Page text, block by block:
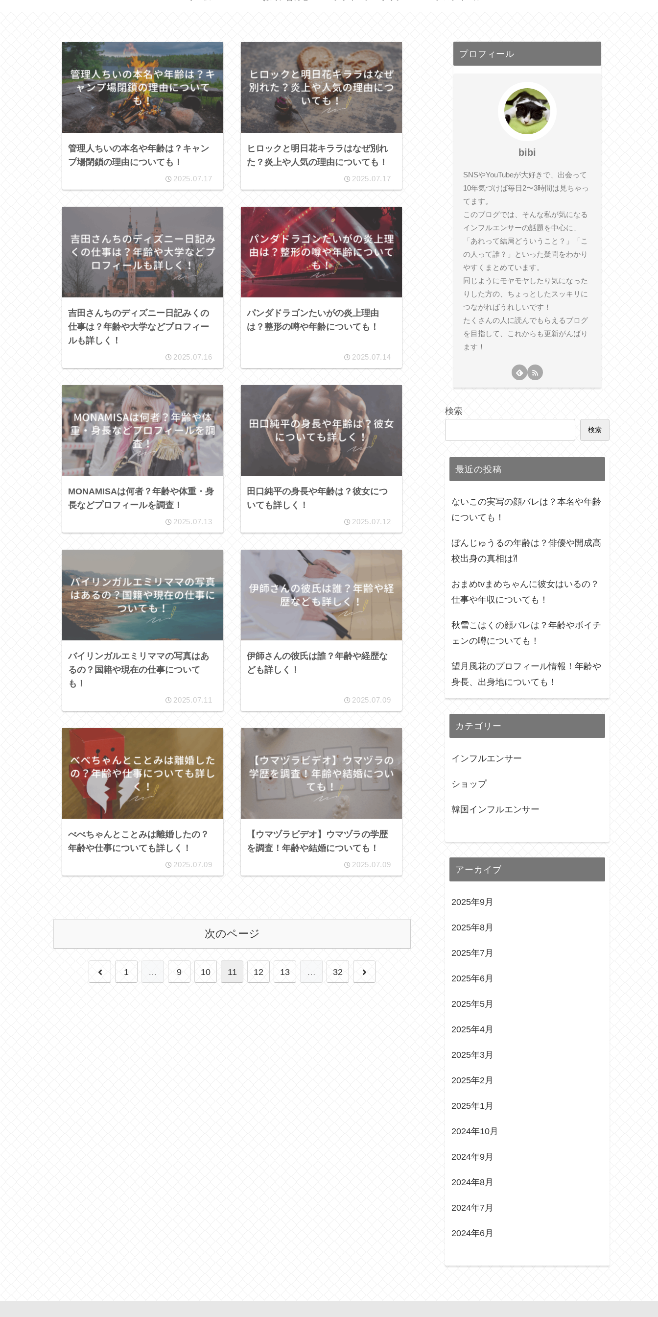
管理人ちいの本名や年齢は？キャン
プ場閉鎖の理由についても！
2025.07.17
ヒロックと明日花キララはなぜ別れ
た？炎上や人気の理由についても！
2025.07.17
吉田さんちのディズニー日記みくの
仕事は？年齢や大学などプロフィー
ルも詳しく！
2025.07.16
パンダドラゴンたいがの炎上理由
は？整形の噂や年齢についても！
2025.07.14
MONAMISAは何者？年齢や体重・身
長などプロフィールを調査！
2025.07.13
田口純平の身長や年齢は？彼女につ
いても詳しく！
2025.07.12
バイリンガルエミリママの写真はあ
るの？国籍や現在の仕事について
も！
2025.07.11
伊師さんの彼氏は誰？年齢や経歴な
ども詳しく！
2025.07.09
べべちゃんとことみは離婚したの？
年齢や仕事についても詳しく！
2025.07.09
【ウマヅラビデオ】ウマヅラの学歴
を調査！年齢や結婚についても！
2025.07.09
次のページ
前 1 … 9 10 11 12 13 … 32 次
プロフィール
bibi
SNSやYouTubeが大好きで、出会って
10年気づけば毎日2〜3時間は見ちゃっ
てます。
このブログでは、そんな私が気になる
インフルエンサーの話題を中心に、
「あれって結局どういうこと？」「こ
の人って誰？」といった疑問をわかり
やすくまとめています。
同じようにモヤモヤしたり気になった
りした方の、ちょっとしたスッキリに
つながればうれしいです！
たくさんの人に読んでもらえるブログ
を目指して、これからも更新がんばり
ます！
検索
検索
最近の投稿
ないこの実写の顔バレは？本名や年齢
についても！
ぼんじゅうるの年齢は？俳優や開成高
校出身の真相は⁈
おまめtvまめちゃんに彼女はいるの？
仕事や年収についても！
秋雪こはくの顔バレは？年齢やボイチ
ェンの噂についても！
望月風花のプロフィール情報！年齢や
身長、出身地についても！
カテゴリー
インフルエンサー
ショップ
韓国インフルエンサー
アーカイブ
2025年9月
2025年8月
2025年7月
2025年6月
2025年5月
2025年4月
2025年3月
2025年2月
2025年1月
2024年10月
2024年9月
2024年8月
2024年7月
2024年6月